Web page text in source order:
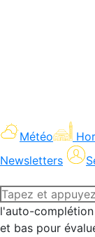
Météo
Newsletters
Recherche
:l'auto-
et bas pour